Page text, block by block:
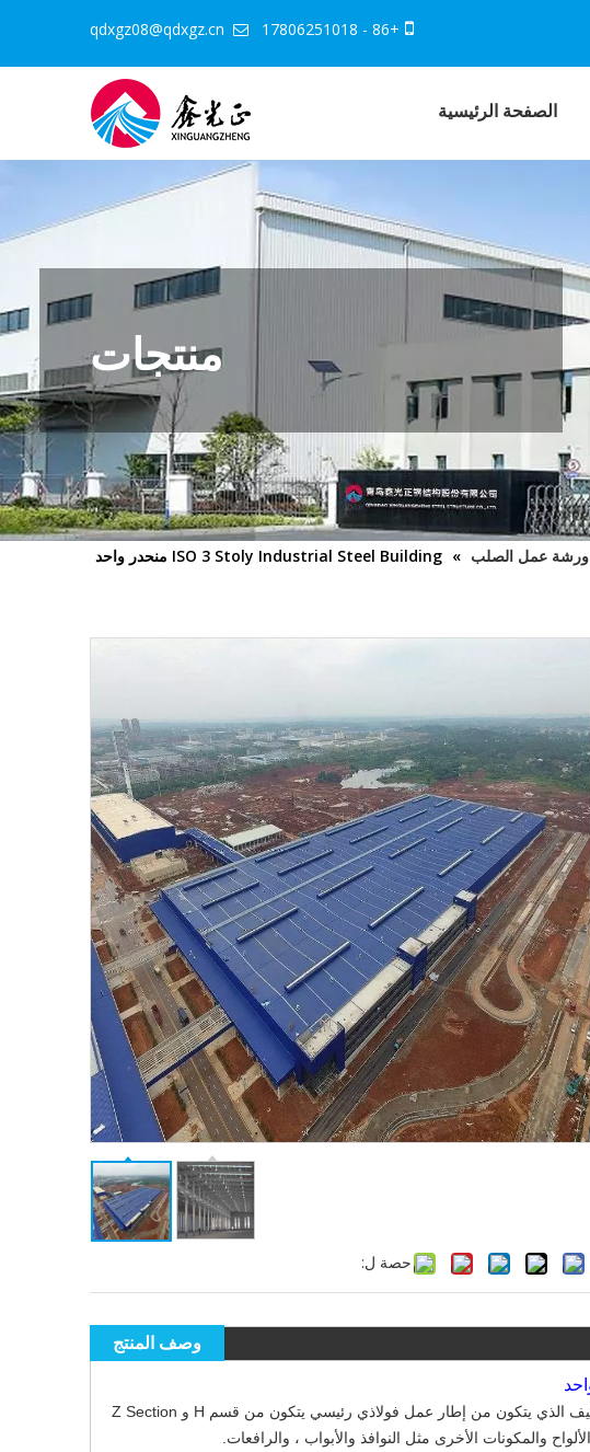

+86 - 17806251018

qdxgz08@qdxgz.cn
الصفحة الرئيسية
منتجات
ورشة عمل الصلب » ISO 3 Stoly Industrial Steel Building منحدر واحد
حصة ل:
وصف المنتج
Warehouse هيكل الفولاذ هو نوع جديد من نظام بناء هيكل الفولاذ الخفيف الذي يتكون من إطار عمل فولاذي رئيسي يتكون من قسم H و Z Section